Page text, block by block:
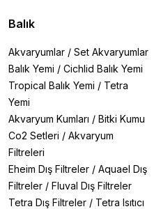
Balık
Akvaryumlar / Set Akvaryumlar
Balık Yemi / Cichlid Balık Yemi
Tropical Balık Yemi / Tetra
Yemi
Akvaryum Kumları / Bitki Kumu
Co2 Setleri / Akvaryum
Filtreleri
Eheim Dış Filtreler / Aquael Dış
Filtreler / Fluval Dış Filtreler
Tetra Dış Filtreler / Tetra Isıtıcı